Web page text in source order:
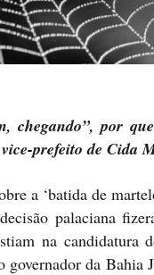
chegando”, por
prefeito de Cida
a ‘batida de
palaciana
na candidatura
da